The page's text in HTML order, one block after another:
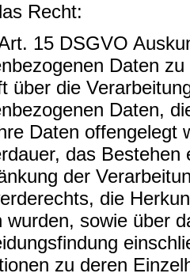
Recht:
15 DSGVO
Daten
über die
Daten,
Daten offengelegt
das
der
die
wurden, sowie über
zu deren